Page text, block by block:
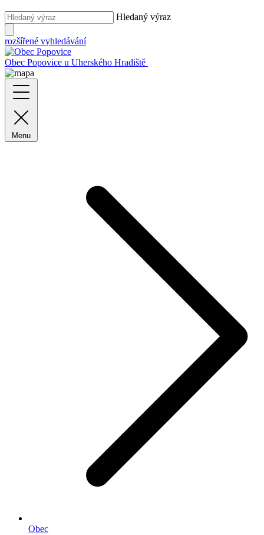
Hledaný výraz
rozšířené vyhledávání
Obec Popovice u Uherského Hradiště
Menu
Obec